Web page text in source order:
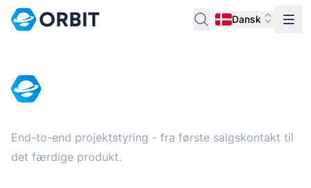
Dansk
End-to-end projektstyring - fra første salgskontakt til
det færdige produkt.